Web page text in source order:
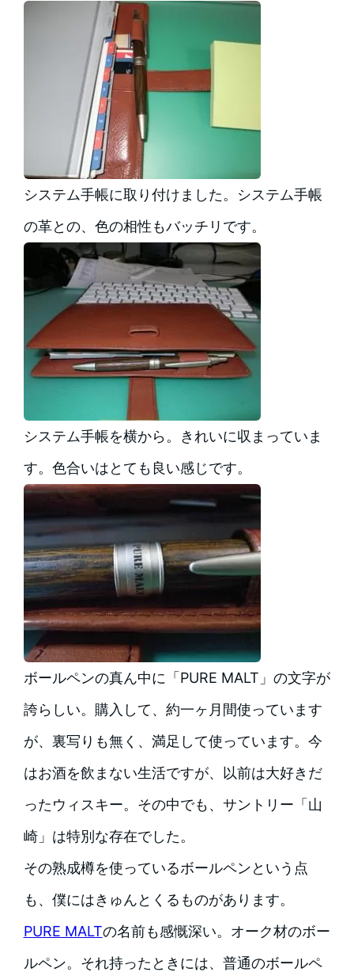
システム手帳に取り付けました。システム手帳
の革との、色の相性もバッチリです。
システム手帳を横から。きれいに収まっていま
す。色合いはとても良い感じです。
ボールペンの真ん中に「PURE MALT」の文字が
誇らしい。購入して、約一ヶ月間使っています
が、裏写りも無く、満足して使っています。今
はお酒を飲まない生活ですが、以前は大好きだ
ったウィスキー。その中でも、サントリー「山
崎」は特別な存在でした。
その熟成樽を使っているボールペンという点
も、僕にはきゅんとくるものがあります。
PURE MALTの名前も感慨深い。オーク材のボー
ルペン。それ持ったときには、普通のボールペ